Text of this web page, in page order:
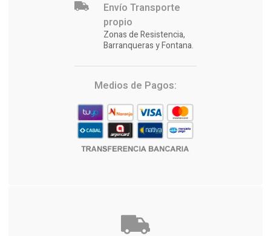
Envío Transporte
propio
Zonas de Resistencia,
Barranqueras y Fontana.
Medios de Pagos: